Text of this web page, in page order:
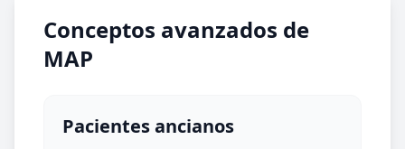
Conceptos avanzados de
MAP
Pacientes ancianos